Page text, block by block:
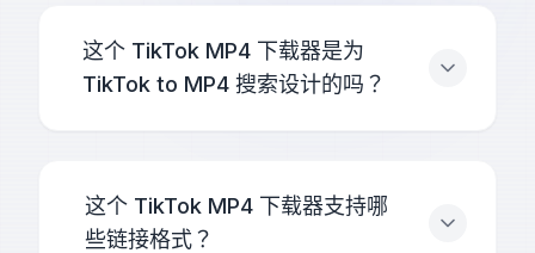
这个 TikTok MP4 下载器是为
TikTok to MP4 搜索设计的吗？
这个 TikTok MP4 下载器支持哪
些链接格式？